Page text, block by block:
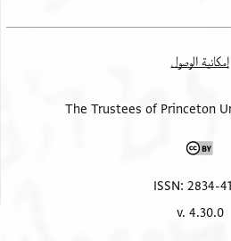
إمكانية الوصول
ISSN: 2834-
v. 4.30.0